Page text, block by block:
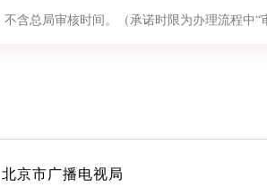
不含总局审核时间。（承诺时限为办理流程中“
北京市广播电视局